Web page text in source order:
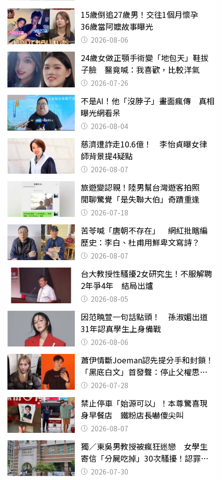
15歲倒追27歲男！交往1個月懷孕
36歲當阿嬤故事曝光
2026-08-06
24歲女做正顎手術變「地包天」鞋拔
子臉 醫竟喊：我喜歡，比較洋氣
2026-07-26
不是AI！他「沒脖子」畫面瘋傳 真相
曝光網看呆
2026-08-04
慈濟遭詐走10.6億！ 李怡貞曝女律
師背景提4疑點
2026-08-07
旅遊變認親！陸男幫台灣遊客拍照
閒聊驚覺「是失聯大伯」奇蹟重逢
2026-07-18
苦苓喊「唐朝不存在」 網紅批瞎編
歷史：李白、杜甫用鮮卑文寫詩？
2026-08-07
台大教授性騷擾2女研究生！不服解聘
2年爭4年 結局出爐
2026-08-05
因范曉萱一句話點頭！ 孫淑媚出道
31年認真學生上身備戰
2026-08-06
蕭伊情斷Joeman認先提分手和封鎖！
「黑底白文」首發聲：停止父權思維
物化女性
2026-07-28
禁止停車「始源可以」！本尊驚喜現
身早餐店 鐵粉店長嚇傻尖叫
2026-08-07
獨／東吳男教授被瘋狂迷戀 女學生
寄信「分屍吃掉」30次騷擾！認罪免
關 2026-07-30